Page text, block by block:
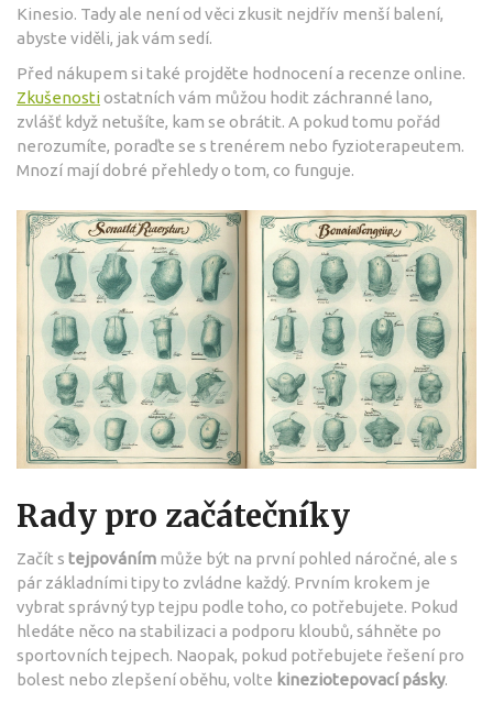
Kinesio. Tady ale není od věci zkusit nejdřív menší balení,
abyste viděli, jak vám sedí.
Před nákupem si také projděte hodnocení a recenze online.
Zkušenostiostatních vám můžou hodit záchranné lano,
zvlášť když netušíte, kam se obrátit. A pokud tomu pořád
nerozumíte, poraďte se s trenérem nebo fyzioterapeutem.
Mnozí mají dobré přehledy o tom, co funguje.
Rady pro začátečníky
Začít s tejpováním může být na první pohled náročné, ale s
pár základními tipy to zvládne každý. Prvním krokem je
vybrat správný typ tejpu podle toho, co potřebujete. Pokud
hledáte něco na stabilizaci a podporu kloubů, sáhněte po
sportovních tejpech. Naopak, pokud potřebujete řešení pro
bolest nebo zlepšení oběhu, volte kineziotepovací pásky.